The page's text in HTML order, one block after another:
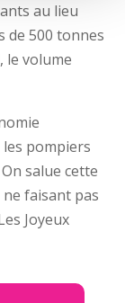
au lieu
de 500 tonnes
le volume
les pompiers
salue cette
faisant pas
Joyeux